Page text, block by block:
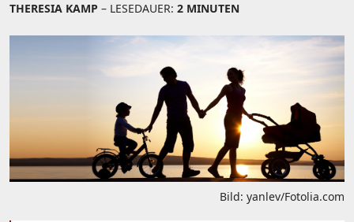
THERESIA KAMP – LESEDAUER: 2 MINUTEN
Bild: yanlev/Fotolia.com